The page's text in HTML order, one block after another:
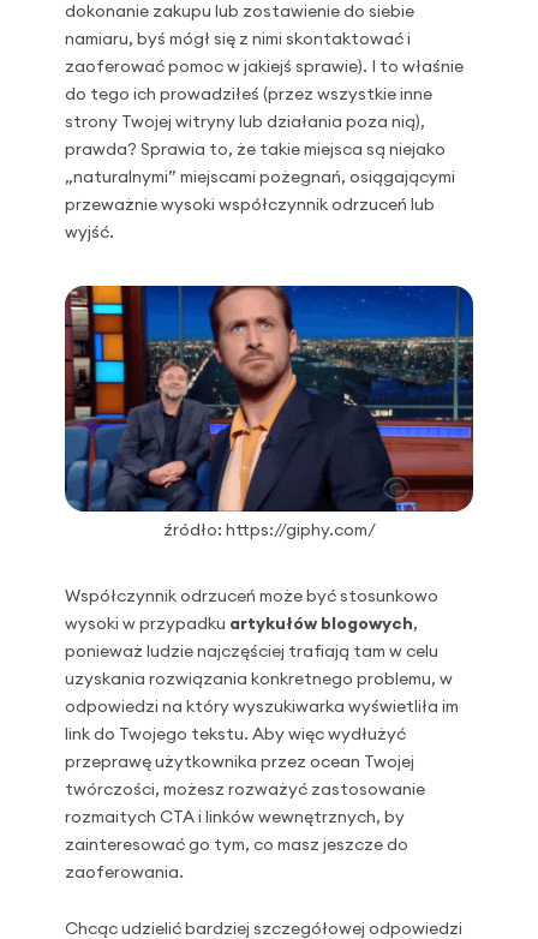
dokonanie zakupu lub zostawienie do siebie
namiaru, byś mógł się z nimi skontaktować i
zaoferować pomoc w jakiejś sprawie). I to właśnie
do tego ich prowadziłeś (przez wszystkie inne
strony Twojej witryny lub działania poza nią),
prawda? Sprawia to, że takie miejsca są niejako
„naturalnymi” miejscami pożegnań, osiągającymi
przeważnie wysoki współczynnik odrzuceń lub
wyjść.
źródło: https://giphy.com/
Współczynnik odrzuceń może być stosunkowo
wysoki w przypadku artykułów blogowych,
ponieważ ludzie najczęściej trafiają tam w celu
uzyskania rozwiązania konkretnego problemu, w
odpowiedzi na który wyszukiwarka wyświetliła im
link do Twojego tekstu. Aby więc wydłużyć
przeprawę użytkownika przez ocean Twojej
twórczości, możesz rozważyć zastosowanie
rozmaitych CTA i linków wewnętrznych, by
zainteresować go tym, co masz jeszcze do
zaoferowania.
Chcąc udzielić bardziej szczegółowej odpowiedzi